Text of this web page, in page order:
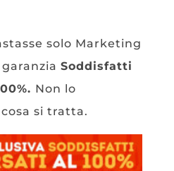
solo Marketing
Soddisfatti
Non lo
si tratta.